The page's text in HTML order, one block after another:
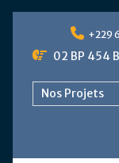
content
+229
02 BP 454
Nos Projets